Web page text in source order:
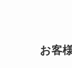
お客